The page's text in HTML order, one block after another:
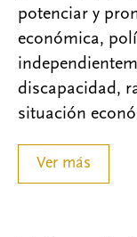
potenciar y
económica,
discapacidad,
situación
Ver más